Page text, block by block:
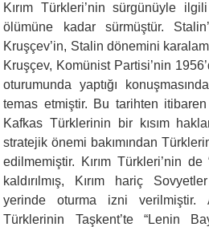
Kırım Türkleri’nin sürgünüyle
ölümüne kadar sürmüştür.
Kruşçev’in, Stalin dönemini
Kruşçev, Komünist Partisi’nin
oturumunda yaptığı
temas etmiştir. Bu tarihten
Kafkas Türklerinin bir kısım
stratejik önemi bakımından
edilmemiştir. Kırım Türkleri’nin
kaldırılmış, Kırım hariç
yerinde oturma izni veril­miştir.
Türklerinin Taşkent’te “Lenin